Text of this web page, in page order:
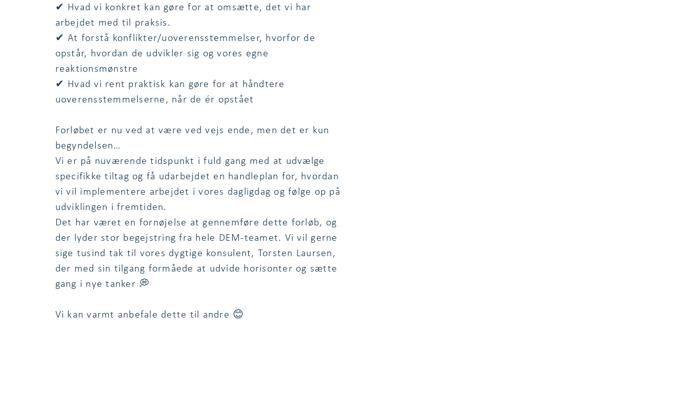
✔ Hvad vi konkret kan gøre for at omsætte, det vi har
arbejdet med til praksis.
✔ At forstå konflikter/uoverensstemmelser, hvorfor de
opstår, hvordan de udvikler sig og vores egne
reaktionsmønstre
✔ Hvad vi rent praktisk kan gøre for at håndtere
uoverensstemmelserne, når de ér opstået
Forløbet er nu ved at være ved vejs ende, men det er kun
begyndelsen…
Vi er på nuværende tidspunkt i fuld gang med at udvælge
specifikke tiltag og få udarbejdet en handleplan for, hvordan
vi vil implementere arbejdet i vores dagligdag og følge op på
udviklingen i fremtiden.
Det har været en fornøjelse at gennemføre dette forløb, og
der lyder stor begejstring fra hele DEM-teamet. Vi vil gerne
sige tusind tak til vores dygtige konsulent, Torsten Laursen,
der med sin tilgang formåede at udvide horisonter og sætte
gang i nye tanker 💭
Vi kan varmt anbefale dette til andre 😊